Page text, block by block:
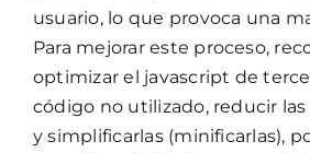
usuario, lo que provoca una
Para mejorar este proceso,
optimizar el javascript de
código no utilizado, reducir las
y simplificarlas (minificarlas),